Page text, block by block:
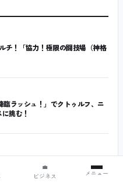
！「協力！極限の闘技場（神格
ラッシュ！」でクトゥルフ、ニ
挑む！
ードラゴンをワンパン…のはず
💼
ビジネス
メニュー